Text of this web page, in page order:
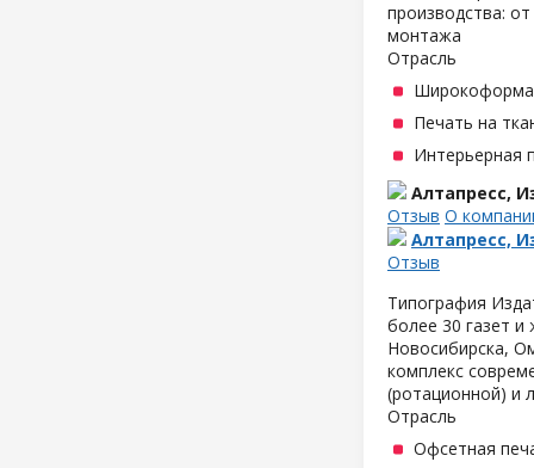
производства:
монтажа
Отрасль
Печать на
Интерьерная
Алтапресс,
Отзыв О
Алтапресс,
Отзыв
Типография
более 30 газет и
Новосибирска,
комплекс
(ротационной) и
Отрасль
Офсетная